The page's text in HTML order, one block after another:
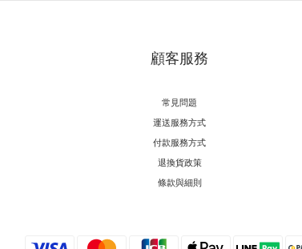
顧客服務
常見問題
運送服務方式
付款服務方式
退換貨政策
條款與細則